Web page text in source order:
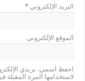
البريد الإلكتروني*
الموقع الإلكتروني
احفظ اسمي، بريدي
لاستخدامها المرة المقبلة